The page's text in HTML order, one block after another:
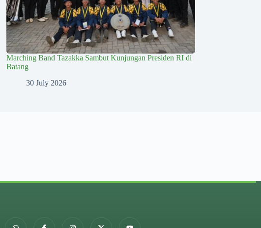
Marching Band Tazakka Sambut Kunjungan Presiden RI di
Batang
30 July 2026